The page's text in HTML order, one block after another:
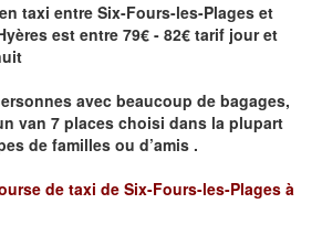
taxi entre Six-Fours-les-Plages et
est entre 79€ - 82€ tarif jour et
avec beaucoup de bagages,
van 7 places choisi dans la plupart
de familles ou d’amis .
de taxi de Six-Fours-les-Plages à